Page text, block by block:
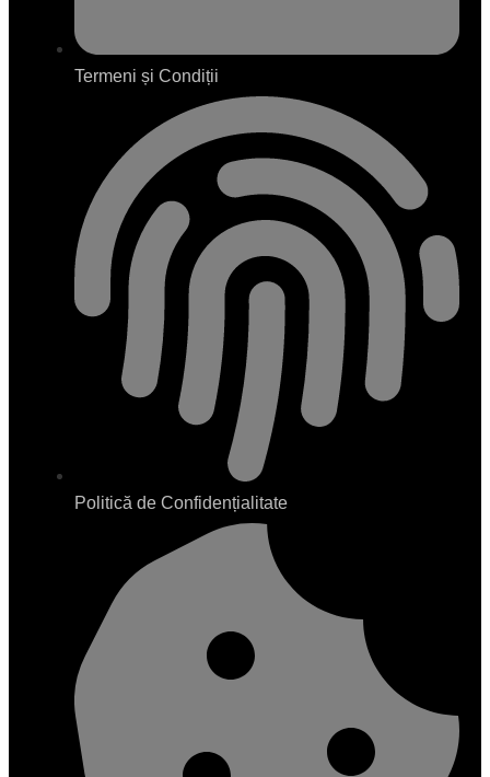
Termeni și Condiții
Politică de Confidențialitate